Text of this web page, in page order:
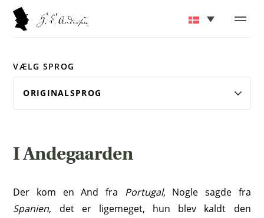
VÆLG SPROG
I Andegaarden
Der kom en And fra Portugal, Nogle sagde fra
Spanien, det er ligemeget, hun blev kaldt den